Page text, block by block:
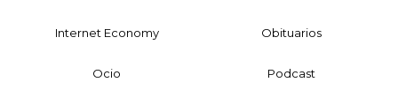
Internet Economy Obituarios
Ocio Podcast